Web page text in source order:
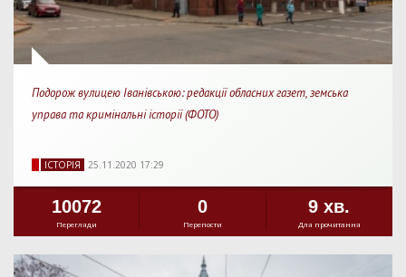
Подорож вулицею Іванівською: редакції обласних газет, земська
управа та кримінальні історії (ФОТО)
IСТОРIЯ 25.11.2020 17:29
10072
Перегляди
0
Перепости
9 хв.
Для прочитання